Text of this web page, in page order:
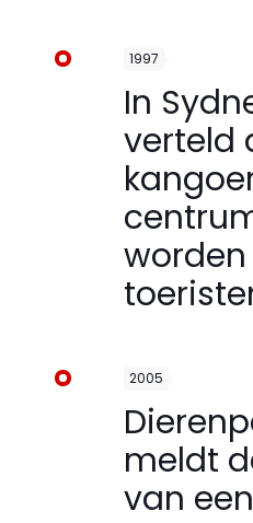
1997
In
verteld
2005
meldt
van